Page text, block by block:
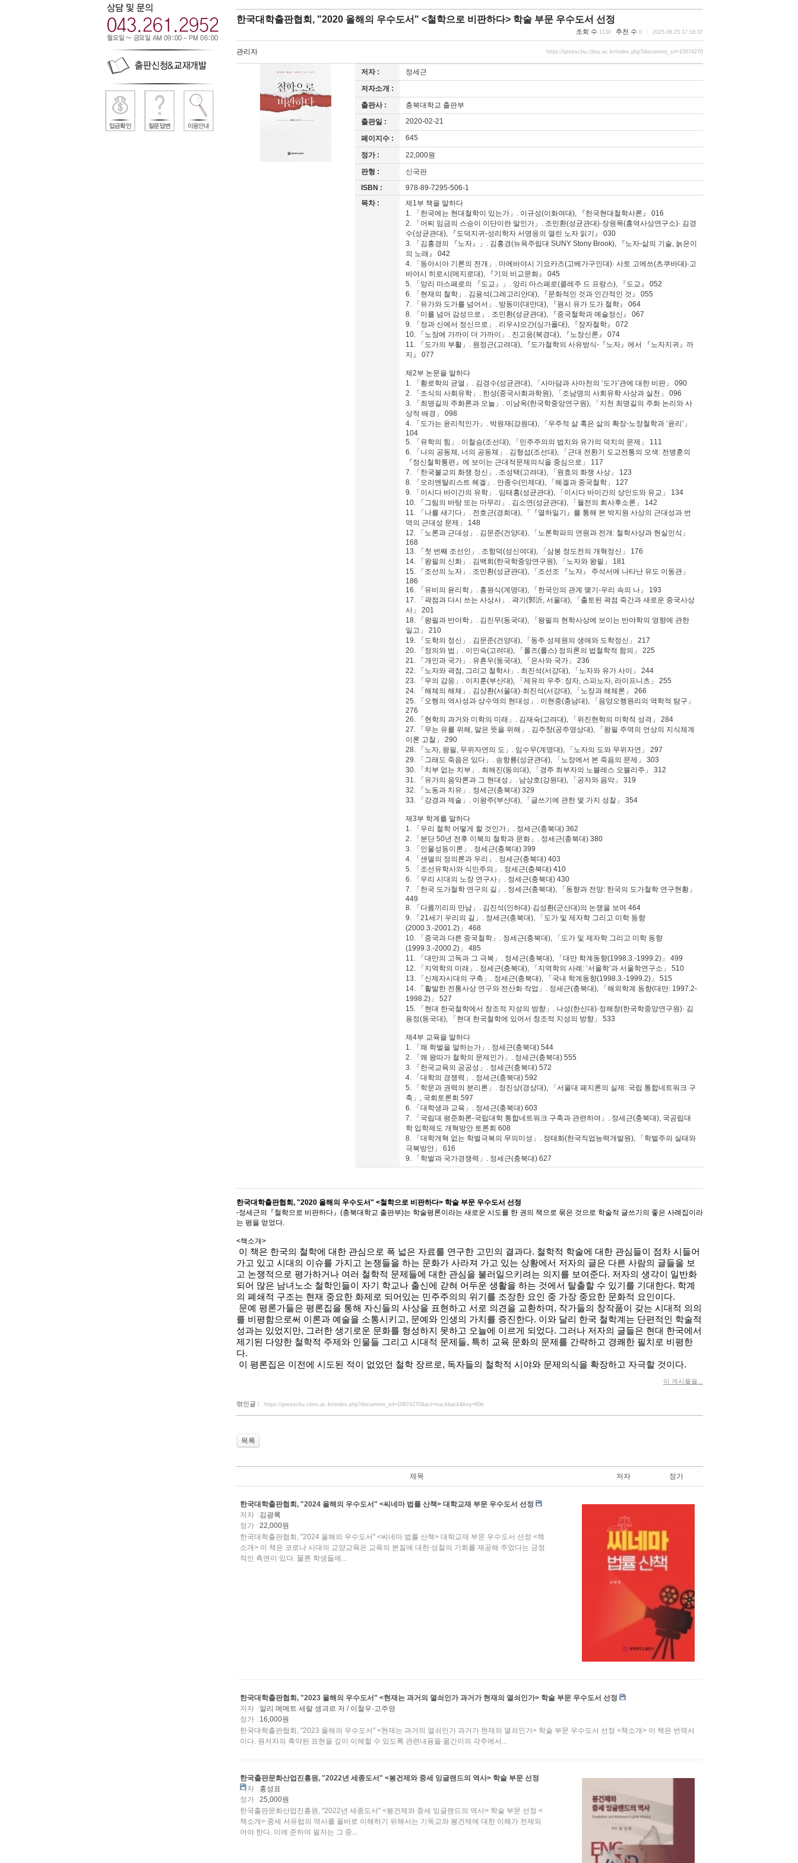
한국대학출판협회, "2020 올해의 우수도서" <철학으로 비판하다> 학술 부문 우수도서 선정
조회 수 1130 추천 수 0 2025.08.25 17:18:37
관리자 https://presscbu.cbnu.ac.kr/index.php?document_srl=10674270
저자 :
정세근
저자소개 :
출판사 :
충북대학교 출판부
출판일 :
2020-02-21
페이지수 : 645
정가 :
22,000원
판형 :
신국판
ISBN :
978-89-7295-506-1
목차 :
제1부 책을 말하다
1. 「한국에는 현대철학이 있는가」. 이규성(이화여대), 『한국현대철학사론』 016
2. 「어찌 임금의 스승이 이단이란 말인가」. 조민환(성균관대)·장원목(홍역사상연구소)· 김경
수(성균관대), 『도덕지귀-성리학자 서명응의 열린 노자 읽기』 030
3. 「김홍경의 『노자』」. 김홍경(뉴욕주립대 SUNY Stony Brook), 『노자-삶의 기술, 늙은이
의 노래』 042
4. 「동아시아 기론의 전개」. 마에바야시 기요카즈(고베가구인대)· 사토 고에쓰(츠쿠바대)·고
바야시 히로시(메지로대), 『기의 비교문화』 045
5. 「앙리 마스페로의 『도교』」. 앙리 마스페로(콜레주 드 프랑스), 『도교』 052
6. 「현재의 철학」. 김용석(그레고리안대), 『문화적인 것과 인간적인 것』 055
7. 「유가와 도가를 넘어서」. 방동미(대만대), 『원시 유가 도가 철학』 064
8. 「미를 넘어 감성으로」. 조민환(성균관대), 『중국철학과 예술정신』 067
9. 「정과 신에서 정신으로」. 리우샤오간(싱가폴대), 『장자철학』 072
10. 「노장에 가까이 더 가까이」. 진고응(북경대), 『노장신론』 074
11. 「도가의 부활」. 원정근(고려대), 『도가철학의 사유방식-『노자』에서 『노자지귀』까
지』 077
제2부 논문을 말하다
1. 「황로학의 균열」. 김경수(성균관대), 「사마담과 사마천의 ‘도가’관에 대한 비판」 090
2. 「조식의 사회유학」. 한성(중국사회과학원), 「조남명의 사회유학 사상과 실천」 096
3. 「최명길의 주화론과 오늘」. 이남옥(한국학중앙연구원), 「지천 최명길의 주화 논리와 사
상적 배경」 098
4. 「도가는 윤리적인가」. 박원재(강원대), 「우주적 삶 혹은 삶의 확장-노장철학과 ‘윤리’」
104
5. 「유학의 힘」. 이철승(조선대), 「민주주의의 법치와 유가의 덕치의 문제」 111
6. 「나의 공동체, 너의 공동체」. 김형섭(조선대), 「근대 전환기 도교전통의 모색: 전병훈의
『정신철학통편』에 보이는 근대적문제의식을 중심으로」 117
7. 「한국불교의 화쟁 정신」. 조성택(고려대), 「원효의 화쟁 사상」 123
8. 「오리엔탈리스트 헤겔」. 안종수(인제대), 「헤겔과 중국철학」 127
9. 「이시다 바이간의 유학」. 임태홍(성균관대), 「이시다 바이간의 상인도와 유교」 134
10. 「그림의 바탕 또는 마무리」. 김소연(성균관대), 「월전의 회사후소론」 142
11. 「나를 새기다」. 전호근(경희대), 「『열하일기』를 통해 본 박지원 사상의 근대성과 번
역의 근대성 문제」 148
12. 「노론과 근대성」. 김문준(건양대), 「노론학파의 연원과 전개: 철학사상과 현실인식」
168
13. 「첫 번째 조선인」. 조항덕(성신여대), 「삼봉 정도전의 개혁정신」 176
14. 「왕필의 신화」. 김백희(한국학중앙연구원), 「노자와 왕필」 181
15. 「조선의 노자」. 조민환(성균관대), 「조선조 『노자』 주석서에 나타난 유도 이동관」
186
16. 「유비의 윤리학」. 홍원식(계명대), 「한국인의 관계 맺기-우리 속의 나」 193
17. 「곽점과 다시 쓰는 사상사」. 곽기(郭沂, 서울대), 「출토된 곽점 죽간과 새로운 중국사상
사」 201
18. 「왕필과 반야학」. 김진무(동국대), 「왕필의 현학사상에 보이는 반야학의 영향에 관한
일고」 210
19. 「도학의 정신」. 김문준(건양대), 「동주 성제원의 생애와 도학정신」 217
20. 「정의와 법」. 이인숙(고려대), 「롤즈(롤스) 정의론의 법철학적 함의」 225
21. 「개인과 국가」. 유흔우(동국대), 「은사와 국가」 236
22. 「노자와 곽점, 그리고 철학사」. 최진석(서강대), 「노자와 유가 사이」 244
23. 「무의 감응」. 이지훈(부산대), 「제유의 우주: 장자, 스피노자, 라이프니츠」 255
24. 「해체의 해체」. 김상환(서울대)·최진석(서강대), 「노장과 해체론」 266
25. 「오행의 역사성과 상수역의 현대성」. 이현중(충남대), 「음양오행원리의 역학적 탐구」
276
26. 「현학의 과거와 미학의 미래」. 김재숙(고려대), 「위진현학의 미학적 성격」 284
27. 「무는 유를 위해, 말은 뜻을 위해」. 김주창(공주영상대), 「왕필 주역의 언상의 지식체계
이론 고찰」 290
28. 「노자, 왕필, 무위자연의 도」. 임수무(계명대), 「노자의 도와 무위자연」 297
29. 「그래도 죽음은 있다」. 송항룡(성균관대), 「노장에서 본 죽음의 문제」 303
30. 「치부 없는 치부」. 최해진(동의대), 「경주 최부자의 노블레스 오블리주」 312
31. 「유가의 음악론과 그 현대성」. 남상호(강원대), 「공자와 음악」 319
32. 「노동과 치유」. 정세근(충북대) 329
33. 「강경과 제술」. 이왕주(부산대), 「글쓰기에 관한 몇 가지 성찰」 354
제3부 학계를 말하다
1. 「우리 철학 어떻게 할 것인가」. 정세근(충북대) 362
2. 「분단 50년 전후 이북의 철학과 문화」. 정세근(충북대) 380
3. 「인물성동이론」. 정세근(충북대) 399
4. 「샌델의 정의론과 우리」. 정세근(충북대) 403
5. 「조선유학사와 식민주의」. 정세근(충북대) 410
6. 「우리 시대의 노장 연구사」. 정세근(충북대) 430
7. 「한국 도가철학 연구의 길」. 정세근(충북대), 「동향과 전망: 한국의 도가철학 연구현황」
449
8. 「다름끼리의 만남」. 김진석(인하대)·김성환(군산대)의 논쟁을 보며 464
9. 「21세기 우리의 길」. 정세근(충북대), 「도가 및 제자학 그리고 미학 동향
(2000.3.-2001.2)」 468
10. 「중국과 다른 중국철학」. 정세근(충북대), 「도가 및 제자학 그리고 미학 동향
(1999.3.-2000.2)」 485
11. 「대만의 고독과 그 극복」. 정세근(충북대), 「대만 학계동향(1998.3.-1999.2)」 499
12. 「지역학의 미래」. 정세근(충북대), 「지역학의 사례: ‘서울학’과 서울학연구소」 510
13. 「신제자시대의 구축」. 정세근(충북대), 「국내 학계동향(1998.3.-1999.2)」 515
14. 「활발한 전통사상 연구와 전산화 작업」. 정세근(충북대), 「해외학계 동향(대만: 1997.2-
1998.2)」 527
15. 「현대 한국철학에서 창조적 지성의 방향」. 나성(한신대)·정해창(한국학중앙연구원)· 김
용정(동국대), 「현대 한국철학에 있어서 창조적 지성의 방향」 533
제4부 교육을 말하다
1. 「왜 학벌을 말하는가」. 정세근(충북대) 544
2. 「왜 왕따가 철학의 문제인가」. 정세근(충북대) 555
3. 「한국교육의 공공성」. 정세근(충북대) 572
4. 「대학의 경쟁력」. 정세근(충북대) 592
5. 「학문과 권력의 분리론」. 정진상(경상대), 「서울대 폐지론의 실제: 국립 통합네트워크 구
축」, 국회토론회 597
6. 「대학생과 교육」. 정세근(충북대) 603
7. 「국립대 평준화론-국립대학 통합네트워크 구축과 관련하여」. 정세근(충북대), 국공립대
학 입학제도 개혁방안 토론회 608
8. 「대학개혁 없는 학벌극복의 무의미성」. 정태화(한국직업능력개발원), 「학벌주의 실태와
극복방안」 616
9. 「학벌과 국가경쟁력」. 정세근(충북대) 627
한국대학출판협회, "2020 올해의 우수도서" <철학으로 비판하다> 학술 부문 우수도서 선정
-정세근의『철학으로 비판하다』(충북대학교 출판부)는 학술평론이라는 새로운 시도를 한 권의 책으로 묶은 것으로 학술적 글쓰기의 좋은 사례집이라
는 평을 얻었다.
<책소개>
이 책은 한국의 철학에 대한 관심으로 폭 넓은 자료를 연구한 고민의 결과다. 철학적 학술에 대한 관심들이 점차 시들어
가고 있고 시대의 이슈를 가지고 논쟁들을 하는 문화가 사라져 가고 있는 상황에서 저자의 글은 다른 사람의 글들을 보
고 논쟁적으로 평가하거나 여러 철학적 문제들에 대한 관심을 불러일으키려는 의지를 보여준다. 저자의 생각이 일반화
되어 많은 남녀노소 철학인들이 자기 학교나 출신에 갇혀 어두운 생활을 하는 것에서 탈출할 수 있기를 기대한다. 학계
의 폐쇄적 구조는 현재 중요한 화제로 되어있는 민주주의의 위기를 조장한 요인 중 가장 중요한 문화적 요인이다.
문예 평론가들은 평론집을 통해 자신들의 사상을 표현하고 서로 의견을 교환하며 , 작가들의 창작품이 갖는 시대적 의의
를 비평함으로써 이론과 예술을 소통시키고, 문예와 인생의 가치를 증진한다. 이와 달리 한국 철학계는 단편적인 학술적
성과는 있었지만, 그러한 생기로운 문화를 형성하지 못하고 오늘에 이르게 되었다. 그러나 저자의 글들은 현대 한국에서
제기된 다양한 철학적 주제와 인물들 그리고 시대적 문제들, 특히 교육 문화의 문제를 간략하고 경쾌한 필치로 비평한
다.
이 평론집은 이전에 시도된 적이 없었던 철학 장르로, 독자들의 철학적 시야와 문제의식을 확장하고 자극할 것이다.
이 게시물을...
엮인글 : https://presscbu.cbnu.ac.kr/index.php?document_srl=10674270&act=trackback&key=60e
목록
제목 저자 정가
한국대학출판협회, "2024 올해의 우수도서" <씨네마 법률 산책> 대학교재 부문 우수도서 선정
저자
김광록
정가
22,000원
한국대학출판협회, "2024 올해의 우수도서" <씨네마 법률 산책> 대학교재 부문 우수도서 선정 <책
소개> 이 책은 코로나 시대의 교양교육은 교육의 본질에 대한 성찰의 기회를 제공해 주었다는 긍정
적인 측면이 있다. 물론 학생들에...
한국대학출판협회, "2023 올해의 우수도서" <현재는 과거의 열쇠인가 과거가 현재의 열쇠인가> 학술 부문 우수도서 선정
저자
알리 메메트 세랄 셍괴르 저 / 이철우·고주영
정가
16,000원
한국대학출판협회, "2023 올해의 우수도서" <현재는 과거의 열쇠인가 과거가 현재의 열쇠인가> 학술 부문 우수도서 선정 <책소개> 이 책은 번역서
이다. 원저자의 축약된 표현을 깊이 이해할 수 있도록 관련내용을 옮긴이의 각주에서...
한국출판문화산업진흥원, "2022년 세종도서" <봉건제와 중세 잉글랜드의 역사> 학술 부문 선정
저자
홍성표
정가
25,000원
한국출판문화산업진흥원, "2022년 세종도서" <봉건제와 중세 잉글랜드의 역사> 학술 부문 선정 <
책소개> 중세 서유럽의 역사를 올바로 이해하기 위해서는 기독교와 봉건제에 대한 이해가 전제되
어야 한다. 이에 준하여 필자는 그 중...